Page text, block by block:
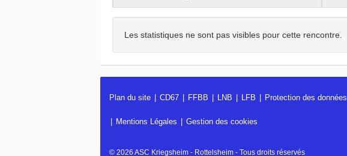
Les statistiques ne sont pas visibles pour cette rencontre.
Plan du site CD67 FFBB LNB LFB Protection des données
Mentions Légales Gestion des cookies
© 2026 ASC Kriegsheim - Rottelsheim - Tous droits réservés